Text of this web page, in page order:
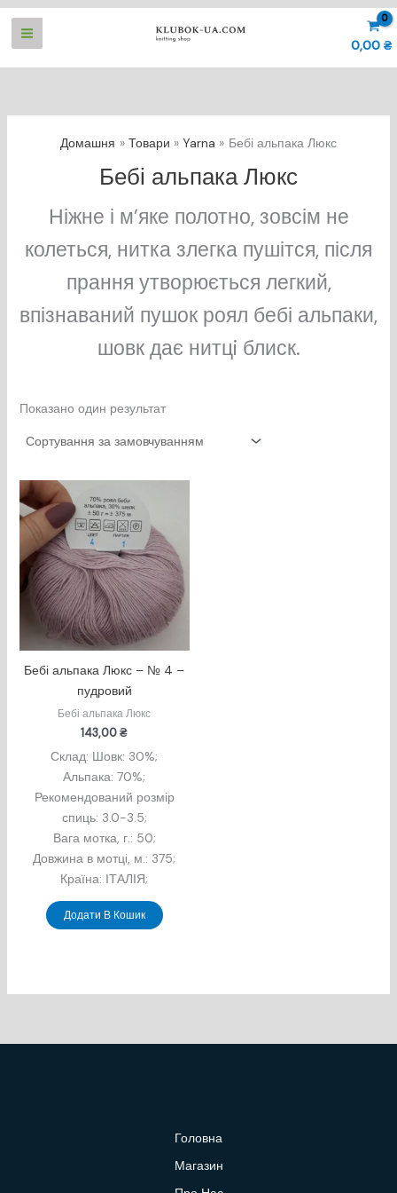
Перейти
0,00 ₴
Домашня Товари Yarna Бебі альпака Люкс
Бебі альпака Люкс
Ніжне і м’яке полотно, зовсім не
колеться, нитка злегка пушітся, після
прання утворюється легкий,
впізнаваний пушок роял бебі альпаки,
шовк дає нитцi блиск.
Показано один результат
Бебі альпака Люкс – № 4 –
пудровий
Бебі альпака Люкс
143,00₴
Склад: Шовк: 30%;
Альпака: 70%;
Рекомендований розмір
спиць: 3.0-3.5;
Вага мотка, г.: 50;
Довжина в мотцi, м.: 375;
Країна: ІТАЛІЯ;
Додати В Кошик
Головна
Магазин